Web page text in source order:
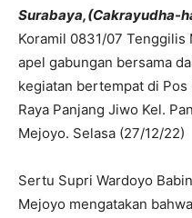
Surabaya,(Cakrayudha-
Koramil 0831/07 Tenggilis
apel gabungan bersama
kegiatan bertempat di Pos
Raya Panjang Jiwo Kel.
Mejoyo. Selasa (27/12/22)
Sertu Supri Wardoyo
Mejoyo mengatakan